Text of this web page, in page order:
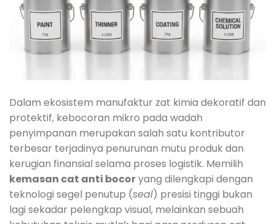
Dalam ekosistem manufaktur zat kimia dekoratif dan
protektif, kebocoran mikro pada wadah
penyimpanan merupakan salah satu kontributor
terbesar terjadinya penurunan mutu produk dan
kerugian finansial selama proses logistik. Memilih
kemasan cat anti bocoryang dilengkapi dengan
teknologi segel penutup (seal) presisi tinggi bukan
lagi sekadar pelengkap visual, melainkan sebuah